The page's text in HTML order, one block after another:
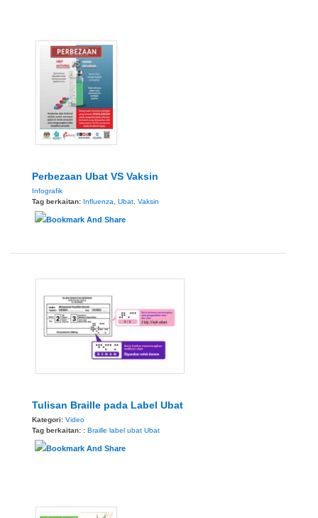
Perbezaan Ubat VS Vaksin
Infografik
Tag berkaitan: Influenza Ubat Vaksin
Tulisan Braille pada Label Ubat
Kategori: Video
Tag berkaitan: : Braille label ubat Ubat